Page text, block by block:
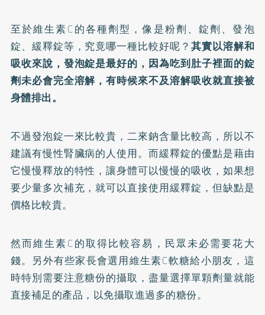
至於維生素C的各種劑型，像是粉劑、錠劑、發泡
錠、緩釋錠等，究竟哪一種比較好呢？其實以溶解和
吸收來說，發泡錠是最好的，因為吃到肚子裡面的錠
劑未必會完全溶解，有時候來不及溶解吸收就直接被
身體排出。
不過發泡錠一來比較貴，二來鈉含量比較高，所以不
建議有慢性腎臟病的人使用。而緩釋錠的優點是藉由
它慢慢釋放的特性，讓身體可以慢慢的吸收，如果想
要少量多次補充，就可以直接使用緩釋錠，但缺點是
價格比較貴。
然而維生素C的取得比較容易，民眾未必需要花大
錢。另外有些家長會選用維生素C軟糖給小朋友，這
時特別需要注意糖份的攝取，盡量選擇單顆劑量就能
直接補足的產品，以免攝取進過多的糖份。